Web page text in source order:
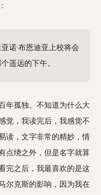
诺·布恩迪亚上校将会
遥远的下午。
年孤独。不知道为什么大
觉，我读完后，我感觉不
读，文字非常的精妙，情
点绕之外，但是名字就算
完之后，我最喜欢的是这
尔克斯的影响，因为我在